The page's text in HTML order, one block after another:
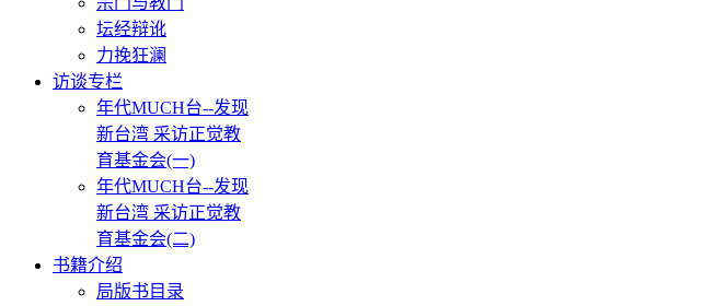
坛经辩讹
力挽狂澜
访谈专栏
年代MUCH台--发现
新台湾 采访正觉教
育基金会(一)
年代MUCH台--发现
新台湾 采访正觉教
育基金会(二)
书籍介绍
局版书目录